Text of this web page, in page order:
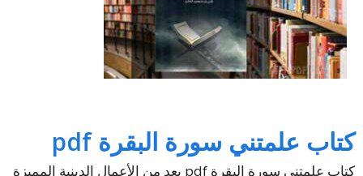
كتاب علمتني سورة البقرة pdf
كتاب علمتني سورة البقرة pdf يعد من الأعمال الدينية المميزة